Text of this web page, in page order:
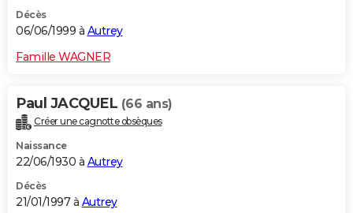
Décès
06/06/1999 à Autrey
Famille WAGNER
Paul JACQUEL (66 ans)
Créer une cagnotte obsèques
Naissance
22/06/1930 à Autrey
Décès
21/01/1997 à Autrey